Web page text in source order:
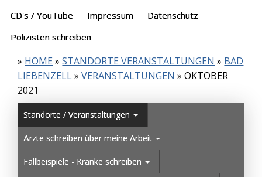
CD's / YouTube
Impressum
Datenschutz
Polizisten schreiben
» HOME » STANDORTE VERANSTALTUNGEN » BAD
LIEBENZELL » VERANSTALTUNGEN » OKTOBER
2021
Standorte / Veranstaltungen
Ärzte schreiben über meine Arbeit
Fallbeispiele - Kranke schreiben